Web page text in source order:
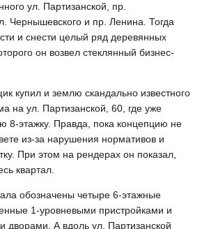
ул. Партизанской, пр.
Чернышевского и пр. Ленина. Тогда
и снести целый ряд деревянных
он возвел стеклянный бизнес-
купил и землю скандально известного
на ул. Партизанской, 60, где уже
8-этажку. Правда, пока концепцию не
из-за нарушения нормативов и
При этом на рендерах он показал,
квартал.
обозначены четыре 6-этажные
1-уровневыми пристройками и
дворами. А вдоль ул. Партизанской